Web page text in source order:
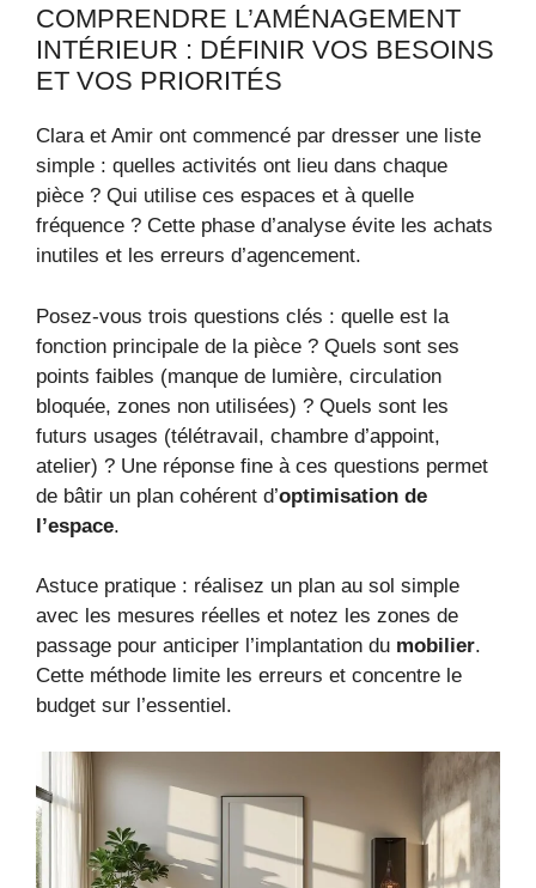
COMPRENDRE L’AMÉNAGEMENT
INTÉRIEUR : DÉFINIR VOS BESOINS
ET VOS PRIORITÉS
Clara et Amir ont commencé par dresser une liste
simple : quelles activités ont lieu dans chaque
pièce ? Qui utilise ces espaces et à quelle
fréquence ? Cette phase d’analyse évite les achats
inutiles et les erreurs d’agencement.
Posez-vous trois questions clés : quelle est la
fonction principale de la pièce ? Quels sont ses
points faibles (manque de lumière, circulation
bloquée, zones non utilisées) ? Quels sont les
futurs usages (télétravail, chambre d’appoint,
atelier) ? Une réponse fine à ces questions permet
de bâtir un plan cohérent d’optimisation de
l’espace.
Astuce pratique : réalisez un plan au sol simple
avec les mesures réelles et notez les zones de
passage pour anticiper l’implantation du mobilier.
Cette méthode limite les erreurs et concentre le
budget sur l’essentiel.